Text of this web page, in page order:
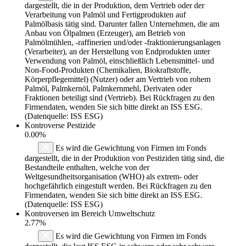
dargestellt, die in der Produktion, dem Vertrieb oder der
Verarbeitung von Palmöl und Fertigprodukten auf
Palmölbasis tätig sind. Darunter fallen Unternehmen, die am
Anbau von Ölpalmen (Erzeuger), am Betrieb von
Palmölmühlen, -raffinerien und/oder -fraktionierungsanlagen
(Verarbeiter), an der Herstellung von Endprodukten unter
Verwendung von Palmöl, einschließlich Lebensmittel- und
Non-Food-Produkten (Chemikalien, Biokraftstoffe,
Körperpflegemittel) (Nutzer) oder am Vertrieb von rohem
Palmöl, Palmkernöl, Palmkernmehl, Derivaten oder
Fraktionen beteiligt sind (Vertrieb). Bei Rückfragen zu den
Firmendaten, wenden Sie sich bitte direkt an ISS ESG.
(Datenquelle: ISS ESG)
Kontroverse Pestizide
0.00%
Es wird die Gewichtung von Firmen im Fonds
dargestellt, die in der Produktion von Pestiziden tätig sind, die
Bestandteile enthalten, welche von der
Weltgesundheitsorganisation (WHO) als extrem- oder
hochgefährlich eingestuft werden. Bei Rückfragen zu den
Firmendaten, wenden Sie sich bitte direkt an ISS ESG.
(Datenquelle: ISS ESG)
Kontroversen im Bereich Umweltschutz
2.77%
Es wird die Gewichtung von Firmen im Fonds